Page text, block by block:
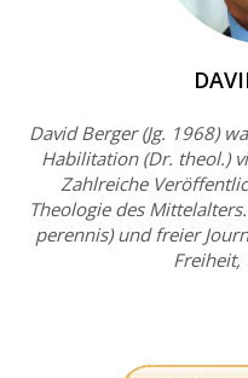
David Berger (Jg. 1968)
Habilitation (Dr. theol.)
Zahlreiche
Theologie des
perennis) und freier
Freiheit,